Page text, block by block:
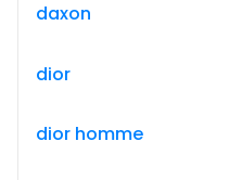
daxon
dior
dior homme